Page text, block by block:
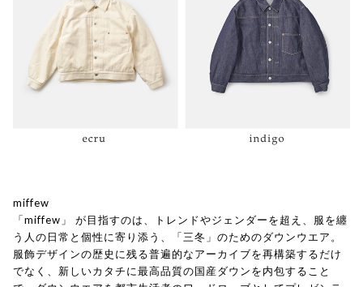
miffew
「miffew」 が目指すのは、トレンドやジェンダーを超え、服を纏
う人の日常と個性に寄り添う、「三冬」のためのダウンウエア。
服飾デザインの歴史に残る普遍的なアーカイブを再構築するだけ
でなく、新しいカタチに最高品質の国産ダウンを内包すること